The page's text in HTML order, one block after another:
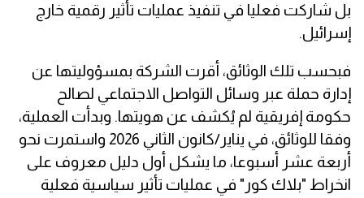
بل شاركت فعليا في تنفيذ عمليات تأثير رقمية خارج
إسرائيل.
فبحسب تلك الوثائق، أقرت الشركة بمسؤوليتها عن
إدارة حملة عبر وسائل التواصل الاجتماعي لصالح
حكومة إفريقية لم يُكشف عن هويتها. وبدأت العملية،
وفقا للوثائق، في يناير/كانون الثاني 2026 واستمرت نحو
أربعة عشر أسبوعا، ما يشكل أول دليل معروف على
انخراط "بلاك كور" في عمليات تأثير سياسية فعلية